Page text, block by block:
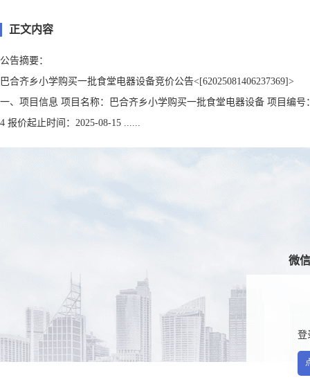
正文内容
公告摘要：
巴合齐乡小学购买一批食堂电器设备竞价公告<[62025081406237369]>
一、项目信息 项目名称：巴合齐乡小学购买一批食堂电器设备 项目编号
4 报价起止时间：2025-08-15 ......
微
登